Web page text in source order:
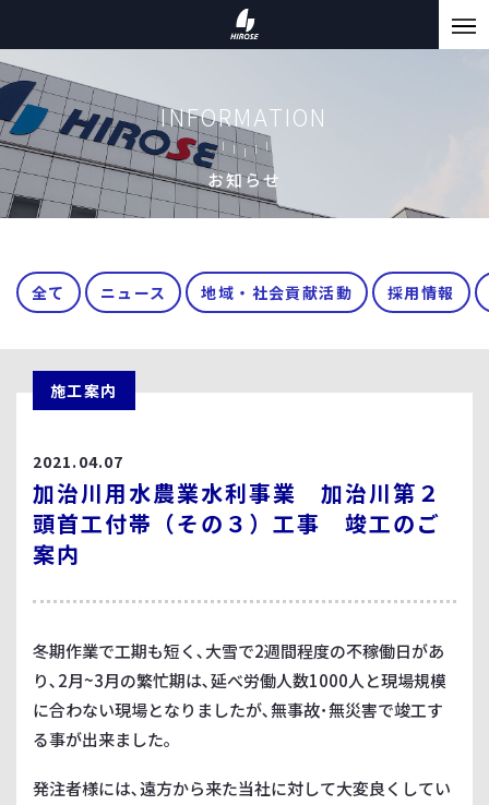
INFORMATION
お知らせ
全て ニュース 地域・社会貢献活動 採用情報
施工案内
2021.04.07
加治川用水農業水利事業 加治川第２
頭首工付帯（その３）工事 竣工のご
案内
冬期作業で工期も短く､大雪で2週間程度の不稼働日があ
り､2月~3月の繁忙期は､延べ労働人数1000人と現場規模
に合わない現場となりましたが､無事故･無災害で竣工す
る事が出来ました｡
発注者様には､遠方から来た当社に対して大変良くしてい